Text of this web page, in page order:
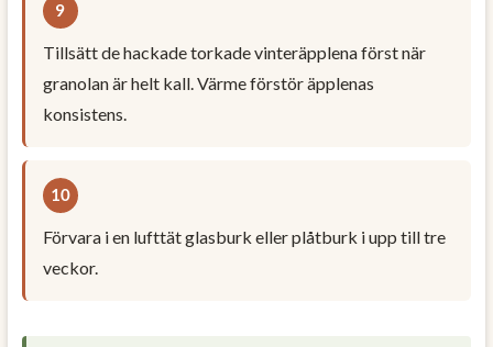
Tillsätt de hackade torkade vinteräpplena först när
granolan är helt kall. Värme förstör äpplenas
konsistens.
Förvara i en lufttät glasburk eller plåtburk i upp till tre
veckor.